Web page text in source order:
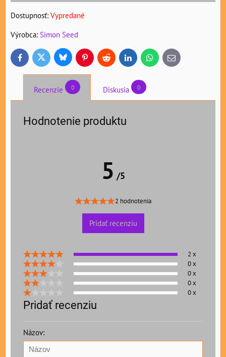
Dostupnosť: Vypredané
Výrobca: Simon Seed
FacebookTwitter BlueskyPinterestReddit LinkedInWhatsApp
E-
mail
Recenzie 0 Diskusia 0
Hodnotenie produktu
5 /5
2 hodnotenia
Pridať recenziu
2 x
0 x
0 x
0 x
0 x
Pridať recenziu
Názov: